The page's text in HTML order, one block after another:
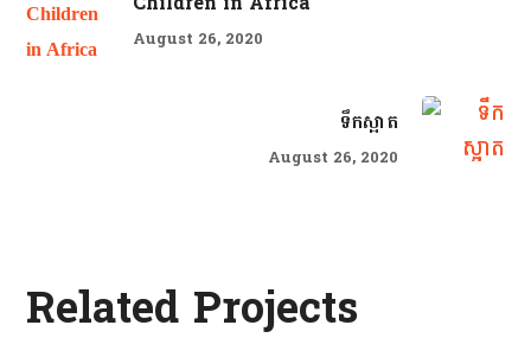
August 26, 2020
ទឹកស្អាត
August 26, 2020
Related Projects
School Education
#EDUCATION